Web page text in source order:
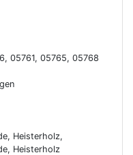
05761, 05765, 05768
Heisterholz,
Heisterholz